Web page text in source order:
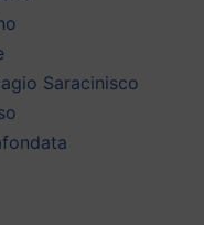
Saracinisco